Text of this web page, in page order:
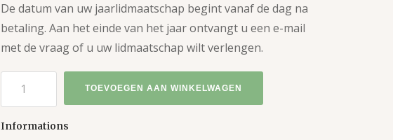
De datum van uw jaarlidmaatschap begint vanaf de dag na
betaling. Aan het einde van het jaar ontvangt u een e-mail
met de vraag of u uw lidmaatschap wilt verlengen.
TOEVOEGEN AAN WINKELWAGEN
Informations